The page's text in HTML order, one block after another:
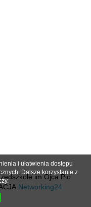
im.Ojca Pio
Networking24
i ułatwienia dostępu
Dalsze korzystanie z